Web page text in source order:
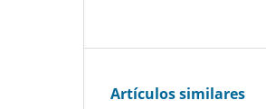
Artículos similares